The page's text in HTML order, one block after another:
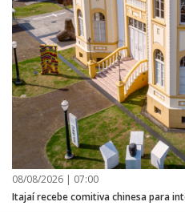
08/08/2026 | 07:00
Itajaí recebe comitiva chinesa para